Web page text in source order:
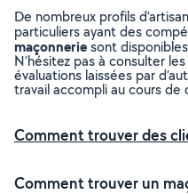
De nombreux profils
particuliers ayant des
maçonneriesont
N’hésitez pas à consulter
évaluations laissées par
travail accompli au cours de
Comment trouver des
Comment trouver un